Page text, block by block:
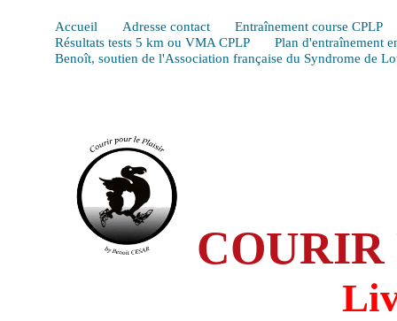
Accueil Adresse contact
Entraînement course CPLP
Résultats tests 5 km ou VMA CPLP
Plan d'entraînement
Benoît, soutien de l'Association française du Syndrome de